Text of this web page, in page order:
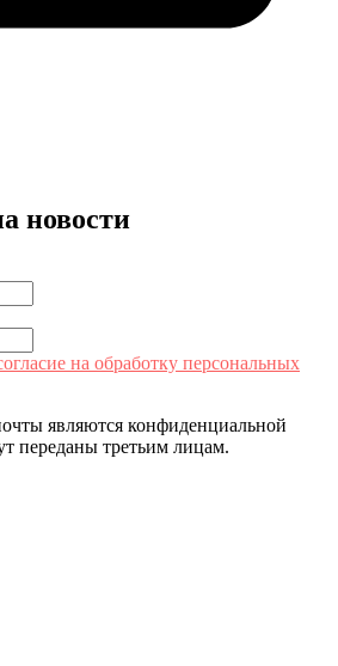
новости
на обработку персональных
являются конфиденциальной
переданы третьим лицам.